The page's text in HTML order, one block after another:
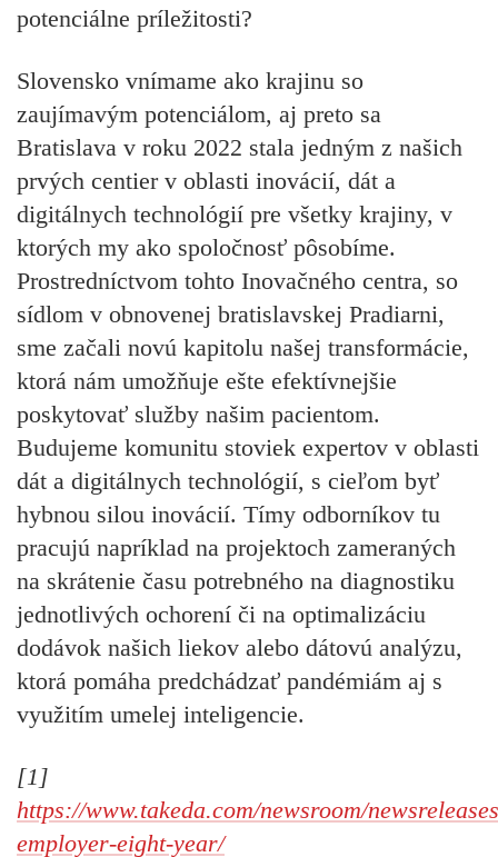
potenciálne príležitosti?
Slovensko vnímame ako krajinu so
zaujímavým potenciálom, aj preto sa
Bratislava v roku 2022 stala jedným z našich
prvých centier v oblasti inovácií, dát a
digitálnych technológií pre všetky krajiny, v
ktorých my ako spoločnosť pôsobíme.
Prostredníctvom tohto Inovačného centra, so
sídlom v obnovenej bratislavskej Pradiarni,
sme začali novú kapitolu našej transformácie,
ktorá nám umožňuje ešte efektívnejšie
poskytovať služby našim pacientom.
Budujeme komunitu stoviek expertov v oblasti
dát a digitálnych technológií, s cieľom byť
hybnou silou inovácií. Tímy odborníkov tu
pracujú napríklad na projektoch zameraných
na skrátenie času potrebného na diagnostiku
jednotlivých ochorení či na optimalizáciu
dodávok našich liekov alebo dátovú analýzu,
ktorá pomáha predchádzať pandémiám aj s
využitím umelej inteligencie.
[1]
https://www.takeda.com/newsroom/
employer-eight-year/